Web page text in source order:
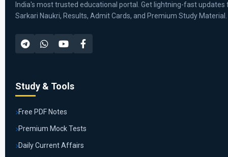
India's most trusted educational portal. Get lightning-fast updates
Sarkari Naukri, Results, Admit Cards, and Premium Study Material.
Study & Tools
Free PDF Notes
Premium Mock Tests
Daily Current Affairs